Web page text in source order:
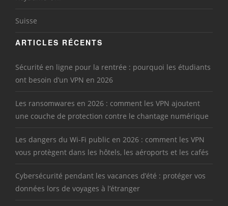
Suisse
ARTICLES RÉCENTS
Sécurité en ligne pour la rentrée : pourquoi les étudiants
ont besoin d’un VPN en 2026
Les ransomwares en 2026 : comment les VPN ajoutent
une couche de protection contre le chantage numérique
Les dangers du Wi-Fi public en 2026 : comment les VPN
vous protègent dans les hôtels, les aéroports et les cafés
Cybersécurité pendant les vacances d’été : protéger vos
données lors de voyages à l’étranger